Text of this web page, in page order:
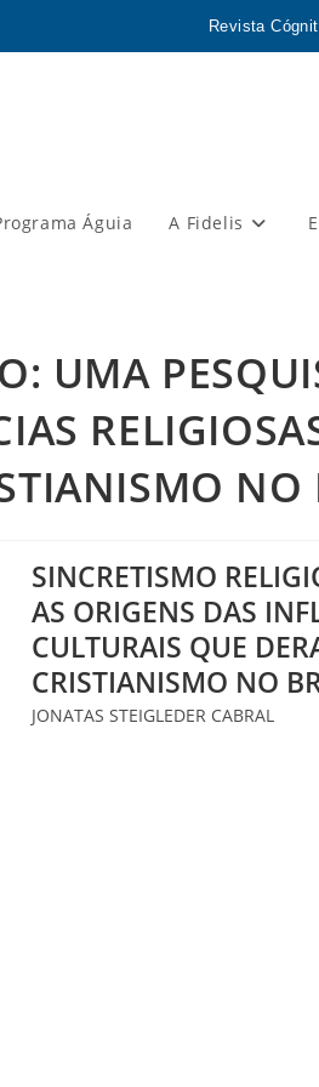
Revista
Águia A Fidelis
UMA
NO
SINCRETISMO
AS ORIGENS DAS
CULTURAIS QUE
CRISTIANISMO NO
JONATAS STEIGLEDER CABRAL